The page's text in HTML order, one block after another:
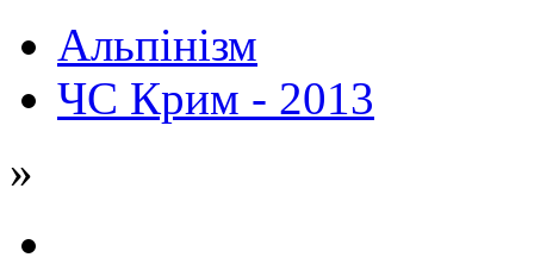
Альпінізм
ЧС Крим - 2013
»